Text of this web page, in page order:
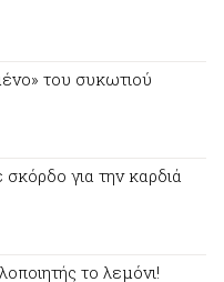
του συκωτιού
για την καρδιά
το λεμόνι!